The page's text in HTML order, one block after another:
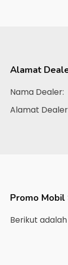
Alamat
Nama Dealer:
Alamat
Promo Mobil
Berikut